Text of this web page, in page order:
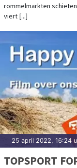
rommelmarkten
viert [...]
25 april 2022, 16:24
TOPSPORT